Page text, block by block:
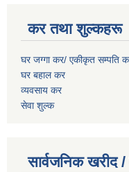
कर तथा शुल्कहरू
घर जग्गा कर/ एकीकृत सम्पति
घर बहाल कर
व्यवसाय कर
सेवा शुल्क
सार्वजनिक खरीद